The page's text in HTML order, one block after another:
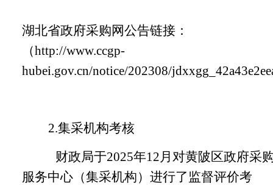
湖北省政府采购网公告链接：
（http://www.ccgp-
hubei.gov.cn/notice/202308/
2.集采机构考核
财政局于2025年12月对黄陂区政府采
服务中心（集采机构）进行了监督评价考